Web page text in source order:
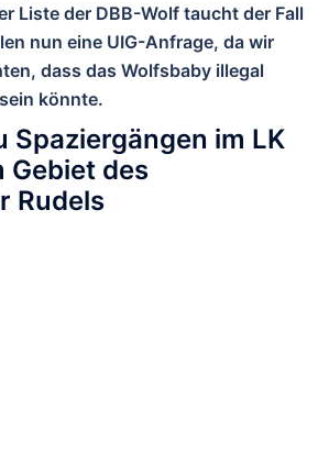
Liste der DBB-Wolf taucht der Fall
nun eine UIG-Anfrage, da wir
dass das Wolfsbaby illegal
könnte.
Spaziergängen im LK
Gebiet des
Rudels